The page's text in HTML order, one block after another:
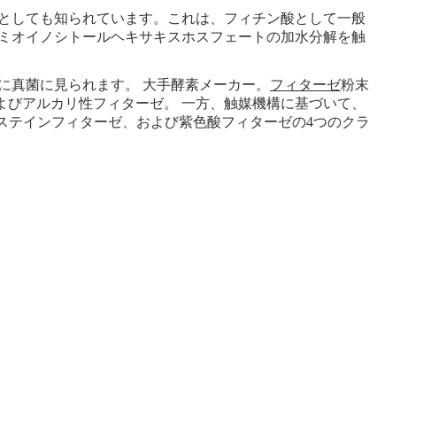
しても知られています。これは、フィチン酸として一般
オイノシトールヘキサキスホスフェートの加水分解を触
菌に見られます。 大手酵素メーカー。 フィターゼ粉末
アルカリ性フィターゼ。 一方、触媒機構に基づいて、
インフィターゼ、および紫色酸フィターゼの4つのクラ